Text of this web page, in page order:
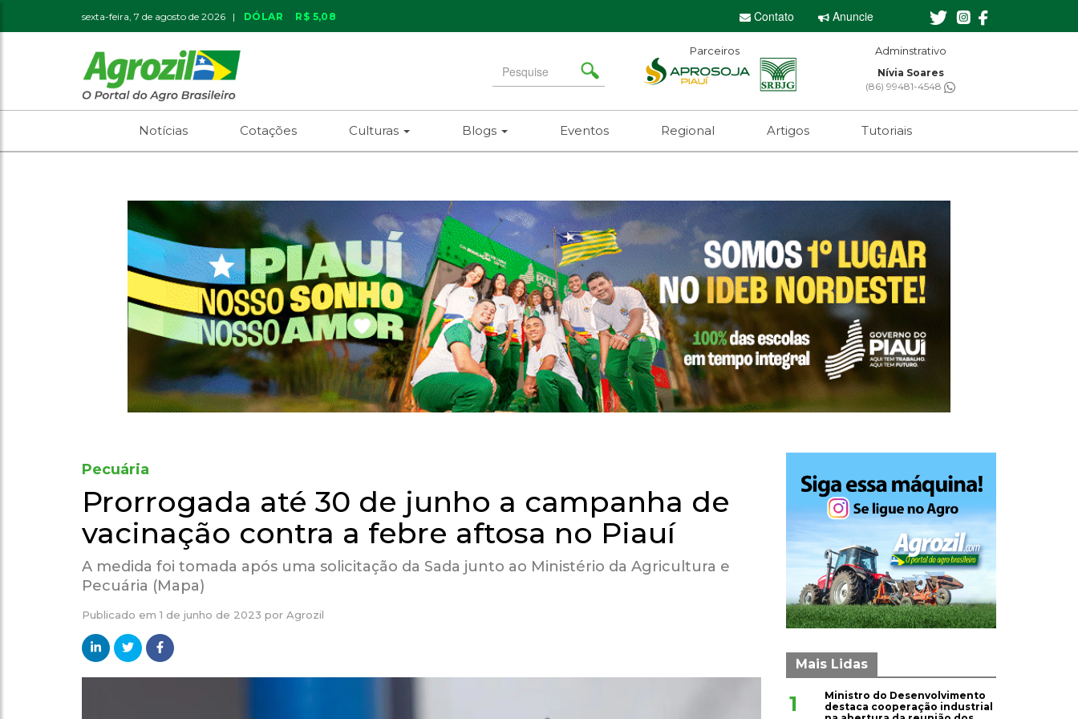
sexta-feira, 7 de agosto de 2026 | DÓLAR R$ 5,08 Contato Anuncie
Search
for
Parceiros Editor-chefe
Sebastian Eugênio
(61) 99650-2473
Nívia Soares
(86) 99481-4548
Notícias Cotações Culturas Blogs Eventos Regional Artigos Tutoriais
Pecuária
Prorrogada até 30 de junho a campanha de
vacinação contra a febre aftosa no Piauí
A medida foi tomada após uma solicitação da Sada junto ao Ministério da Agricultura e
Pecuária (Mapa)
Publicado em1 de junho de 2023 por Agrozil
Mais Lidas
1
Ministro do Desenvolvimento
destaca cooperação industrial